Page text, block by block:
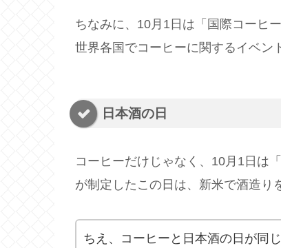
ちなみに、10月1日は「国際コーヒ
世界各国でコーヒーに関するイベン
日本酒の日
コーヒーだけじゃなく、10月1日は
が制定したこの日は、新米で酒造り
ちえ、コーヒーと日本酒の日が同